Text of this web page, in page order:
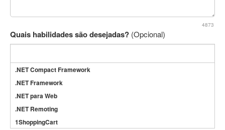
4873
Quais habilidades são desejadas? (Opcional)
.NET Compact Framework
.NET Framework
.NET para Web
.NET Remoting
1ShoppingCart